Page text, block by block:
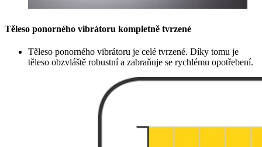
Těleso ponorného vibrátoru kompletně tvrzené
Těleso ponorného vibrátoru je celé tvrzené. Díky tomu je
těleso obzvláště robustní a zabraňuje se rychlému opotřebení.